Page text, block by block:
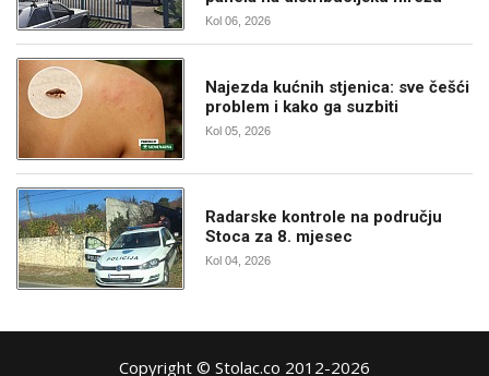
Kol 06, 2026
Najezda kućnih stjenica: sve češći
problem i kako ga suzbiti
Kol 05, 2026
Radarske kontrole na području
Stoca za 8. mjesec
Kol 04, 2026
Copyright © Stolac.co 2012-2026